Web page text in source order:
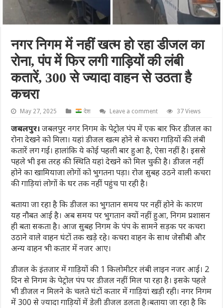
नगर निगम में नहीं खत्म हो रहा डीजल का
रोना, पंप में फिर लगी गाड़ियों की लंबी
कतारें, 300 से ज्यादा वाहन से उठता है
कचरा
May 27, 2025 देश Leave a comment 37 Views
जबलपुर।जबलपुर नगर निगम के पेट्रोल पंप में एक बार फिर डीजल का
रोना देखने को मिला। यहां डीजल खत्म होने से कचरा गाड़ियों की लंबी
कतारें लग गई। हालांकि ये कोई पहली बार हुआ है, ऐसा नहीं है। इससे
पहले भी इस तरह की स्थिति यहां देखने को मिल चुकी है। डीजल नहीं
होने का खामियाजा लोगों को भुगतना पड़ा। रोज सुबह उठने वाली कचरा
की गाड़ियां लोगों के घर तक नहीं पहुंच पा रही है।
बताया जा रहा है कि डीजल का भुगतान समय पर नहीं होने के कारण
यह नौबत आई है। अब समय पर भुगतान क्यों नहीं हुआ, निगम प्रशासन
ही बता सकता है। आज सुबह निगम के पंप के सामने सड़क पर कचरा
उठाने वाले वाहन घंटों तक खड़े रहे। कचरा वाहन के साथ जेसीबी और
अन्य वाहन भी कतार में नजर आए।
डीजल के इंतजार में गाड़ियों की 1 किलोमीटर लंबी लाइन नजर आई। 2
दिन से निगम के पेट्रोल पंप पर डीजल नहीं मिल पा रहा है। इसके पहले
भी डीजल न मिलने के चलते घंटों कतार में गाड़ियां खड़ी रही। नगर निगम
में 300 से ज्यादा गाड़ियों में डेली डीजल डलता है।बताया जा रहा है कि